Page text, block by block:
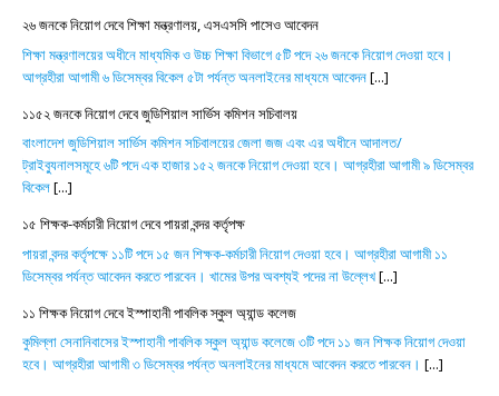
২৬ জনকে নিয়োগ দেবে শিক্ষা মন্ত্রণালয়, এসএসসি পাসেও আবেদন
শিক্ষা মন্ত্রণালয়ের অধীনে মাধ্যমিক ও উচ্চ শিক্ষা বিভাগে ৫টি পদে ২৬ জনকে নিয়োগ দেওয়া হবে।
আগ্রহীরা আগামী ৬ ডিসেম্বর বিকেল ৫টা পর্যন্ত অনলাইনের মাধ্যমে আবেদন[...]
১১৫২ জনকে নিয়োগ দেবে জুডিশিয়াল সার্ভিস কমিশন সচিবালয়
বাংলাদেশ জুডিশিয়াল সার্ভিস কমিশন সচিবালয়ের জেলা জজ এবং এর অধীনে আদালত/
ট্রাইব্যুনালসমূহে ৬টি পদে এক হাজার ১৫২ জনকে নিয়োগ দেওয়া হবে। আগ্রহীরা আগামী ৯ ডিসেম্বর
বিকেল[...]
১৫ শিক্ষক-কর্মচারী নিয়োগ দেবে পায়রা বন্দর কর্তৃপক্ষ
পায়রা বন্দর কর্তৃপক্ষে ১১টি পদে ১৫ জন শিক্ষক-কর্মচারী নিয়োগ দেওয়া হবে। আগ্রহীরা আগামী ১১
ডিসেম্বর পর্যন্ত আবেদন করতে পারবেন। খামের উপর অবশ্যই পদের না উল্লেখ[...]
১১ শিক্ষক নিয়োগ দেবে ইস্পাহানী পাবলিক স্কুল অ্যান্ড কলেজ
কুমিল্লা সেনানিবাসের ইস্পাহানী পাবলিক স্কুল অ্যান্ড কলেজে ৩টি পদে ১১ জন শিক্ষক নিয়োগ দেওয়া
হবে। আগ্রহীরা আগামী ৩ ডিসেম্বর পর্যন্ত অনলাইনের মাধ্যমে আবেদন করতে পারবেন। [...]